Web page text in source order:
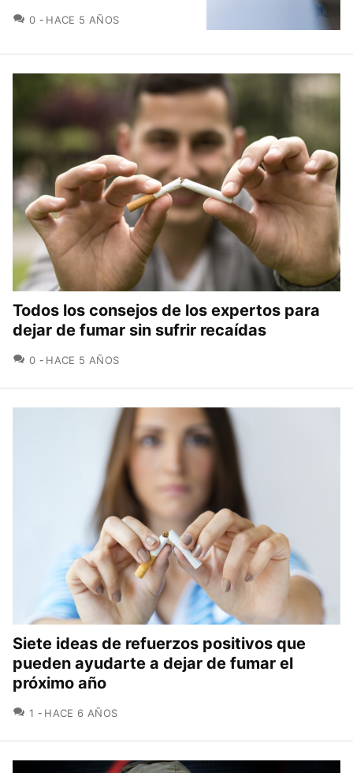
0 COMENTARIOS
HACE 5 AÑOS
Todos los consejos de los expertos para
dejar de fumar sin sufrir recaídas
0 COMENTARIOS
HACE 5 AÑOS
Siete ideas de refuerzos positivos que
pueden ayudarte a dejar de fumar el
próximo año
1 COMENTARIOS
HACE 6 AÑOS